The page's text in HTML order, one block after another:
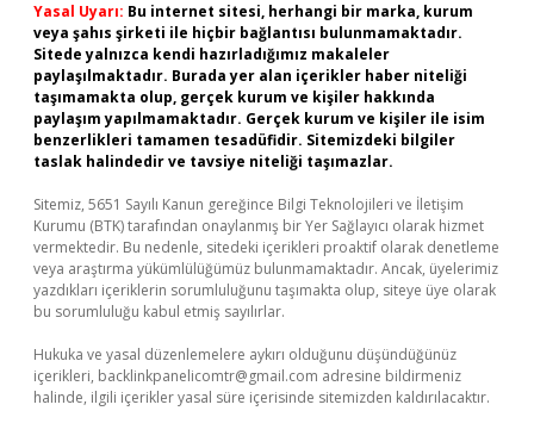
Yasal Uyarı: Bu internet sitesi, herhangi bir marka, kurum
veya şahıs şirketi ile hiçbir bağlantısı bulunmamaktadır.
Sitede yalnızca kendi hazırladığımız makaleler
paylaşılmaktadır. Burada yer alan içerikler haber niteliği
taşımamakta olup, gerçek kurum ve kişiler hakkında
paylaşım yapılmamaktadır. Gerçek kurum ve kişiler ile isim
benzerlikleri tamamen tesadüfidir. Sitemizdeki bilgiler
taslak halindedir ve tavsiye niteliği taşımazlar.
Sitemiz, 5651 Sayılı Kanun gereğince Bilgi Teknolojileri ve İletişim
Kurumu (BTK) tarafından onaylanmış bir Yer Sağlayıcı olarak hizmet
vermektedir. Bu nedenle, sitedeki içerikleri proaktif olarak denetleme
veya araştırma yükümlülüğümüz bulunmamaktadır. Ancak, üyelerimiz
yazdıkları içeriklerin sorumluluğunu taşımakta olup, siteye üye olarak
bu sorumluluğu kabul etmiş sayılırlar.
Hukuka ve yasal düzenlemelere aykırı olduğunu düşündüğünüz
içerikleri, backlinkpanelicomtr@gmail.com adresine bildirmeniz
halinde, ilgili içerikler yasal süre içerisinde sitemizden kaldırılacaktır.